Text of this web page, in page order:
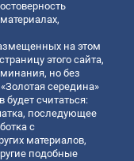
на этом
этого сайта,
но без
середина»
считаться:
последующее
с
материалов,
подобные